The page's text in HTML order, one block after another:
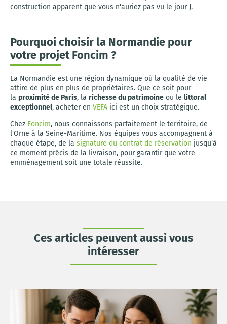
construction apparent que vous n'auriez pas vu le jour J.
Pourquoi choisir la Normandie pour
votre projet Foncim ?
La Normandie est une région dynamique où la qualité de vie
attire de plus en plus de propriétaires. Que ce soit pour
la proximité de Paris, la richesse du patrimoine ou le littoral
exceptionnel, acheter en VEFA ici est un choix stratégique.
Chez Foncim, nous connaissons parfaitement le territoire, de
l'Orne à la Seine-Maritime. Nos équipes vous accompagnent à
chaque étape, de la signature du contrat de réservation jusqu'à
ce moment précis de la livraison, pour garantir que votre
emménagement soit une totale réussite.
Ces articles peuvent aussi vous
intéresser